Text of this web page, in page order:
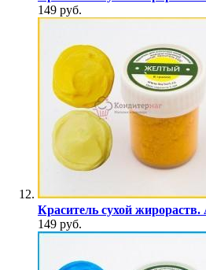
149 руб.
Краситель сухой
149 руб.